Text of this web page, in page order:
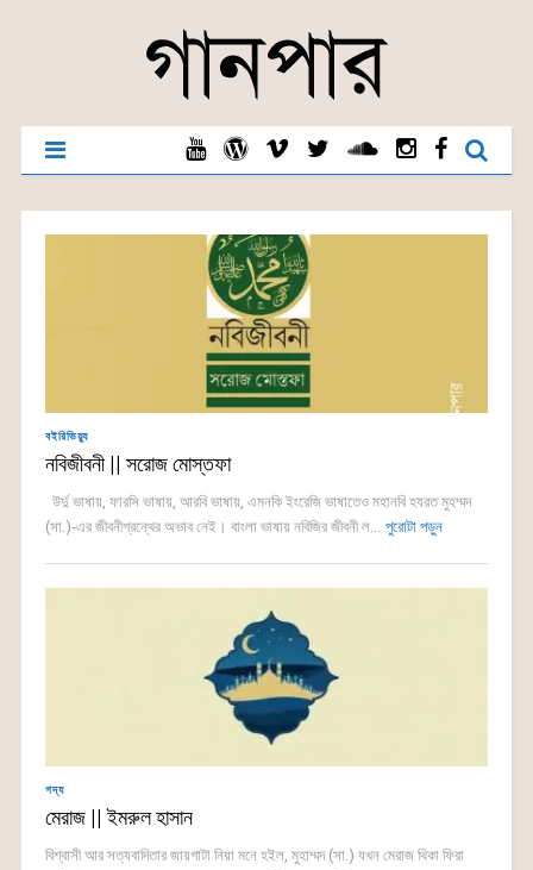
বইরিভিয়্যু
নবিজীবনী || সরোজ মোস্তফা
উর্দু ভাষায়, ফারসি ভাষায়, আরবি ভাষায়, এমনকি ইংরেজি ভাষাতেও মহানবি হযরত মুহম্মদ
(সা.)-এর জীবনীগ্রন্থের অভাব নেই। বাংলা ভাষায় নবিজির জীবনী ল... পুরোটা পড়ুন
গদ্য
মেরাজ || ইমরুল হাসান
বিশ্বাসী আর সত্যবাদিতার জায়গাটা নিয়া মনে হইল, মুহাম্মদ (সা.) যখন মেরাজ থিকা ফিরা